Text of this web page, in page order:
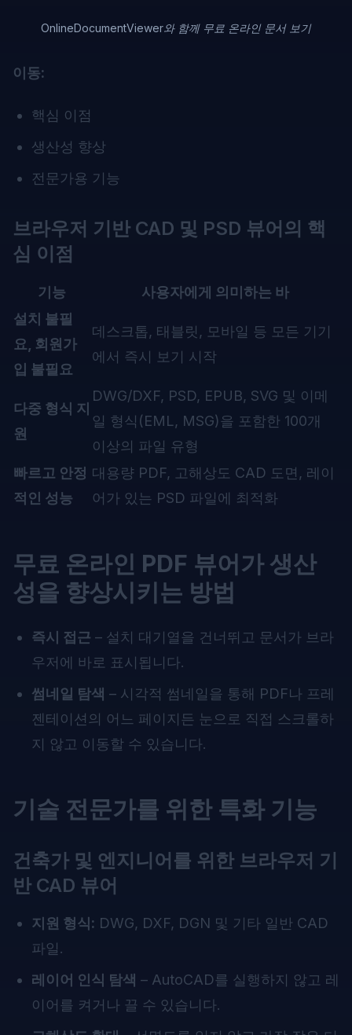
OnlineDocumentViewer와 함께 무료 온라인 문서 보기
이동:
핵심 이점
생산성 향상
전문가용 기능
브라우저 기반 CAD 및 PSD 뷰어의 핵
심 이점
기능
사용자에게 의미하는 바
설치 불필
요, 회원가
입 불필요
데스크톱, 태블릿, 모바일 등 모든 기기
에서 즉시 보기 시작
다중 형식 지
원
DWG/DXF, PSD, EPUB, SVG 및 이메
일 형식(EML, MSG)을 포함한 100개
이상의 파일 유형
빠르고 안정
적인 성능
대용량 PDF, 고해상도 CAD 도면, 레이
어가 있는 PSD 파일에 최적화
무료 온라인 PDF 뷰어가 생산
성을 향상시키는 방법
즉시 접근 – 설치 대기열을 건너뛰고 문서가 브라
우저에 바로 표시됩니다.
썸네일 탐색 – 시각적 썸네일을 통해 PDF나 프레
젠테이션의 어느 페이지든 눈으로 직접 스크롤하
지 않고 이동할 수 있습니다.
기술 전문가를 위한 특화 기능
건축가 및 엔지니어를 위한 브라우저 기
반 CAD 뷰어
지원 형식: DWG, DXF, DGN 및 기타 일반 CAD
파일.
레이어 인식 탐색 – AutoCAD를 실행하지 않고 레
이어를 켜거나 끌 수 있습니다.